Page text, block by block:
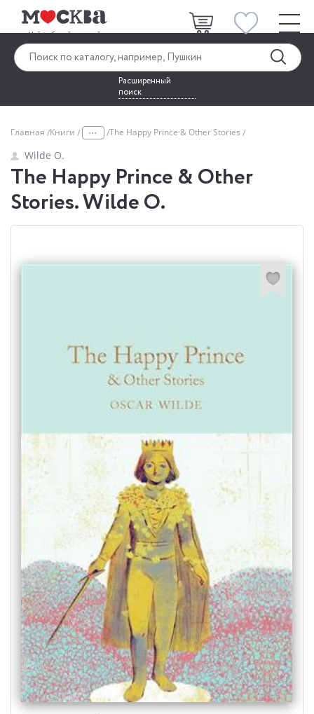
Расширенный
поиск
Главная Книги ... The Happy Prince & Other Stories
Wilde O.
The Happy Prince & Other
Stories. Wilde O.